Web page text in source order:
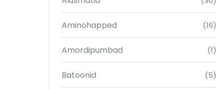
Aminohapped (16)
Amordipumbad (1)
Batoonid (5)